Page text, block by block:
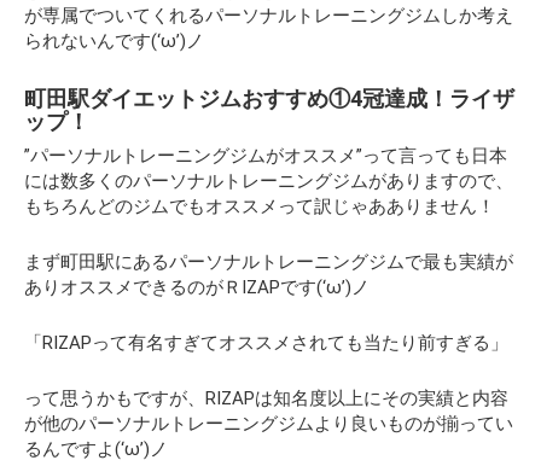
が専属でついてくれるパーソナルトレーニングジムしか考え
られないんです(‘ω’)ノ
町田駅ダイエットジムおすすめ①4冠達成！ライザ
ップ！
”パーソナルトレーニングジムがオススメ”って言っても日本
には数多くのパーソナルトレーニングジムがありますので、
もちろんどのジムでもオススメって訳じゃあありません！
まず町田駅にあるパーソナルトレーニングジムで最も実績が
ありオススメできるのがＲIZAPです(‘ω’)ノ
「RIZAPって有名すぎてオススメされても当たり前すぎる」
って思うかもですが、RIZAPは知名度以上にその実績と内容
が他のパーソナルトレーニングジムより良いものが揃ってい
るんですよ(‘ω’)ノ